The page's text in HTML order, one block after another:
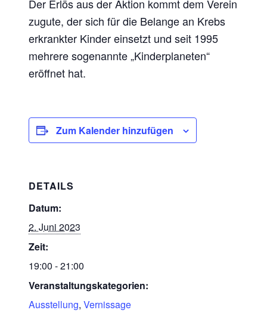
Der Erlös aus der Aktion kommt dem Verein
zugute, der sich für die Belange an Krebs
erkrankter Kinder einsetzt und seit 1995
mehrere sogenannte „Kinderplaneten“
eröffnet hat.
Zum Kalender hinzufügen
DETAILS
Datum:
2. Juni 2023
Zeit:
19:00 - 21:00
Veranstaltungskategorien:
Ausstellung,Vernissage